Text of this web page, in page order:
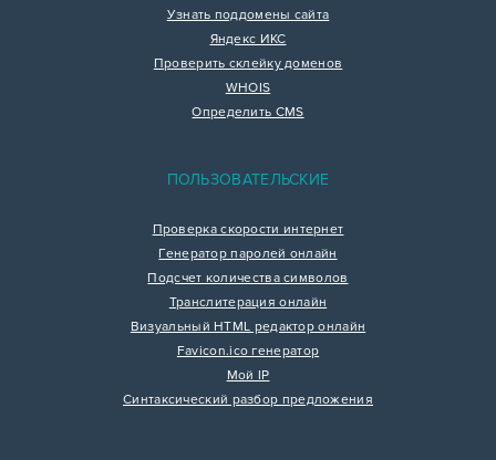
Узнать поддомены сайта
Яндекс ИКС
Проверить склейку доменов
WHOIS
Определить CMS
ПОЛЬЗОВАТЕЛЬСКИЕ
Проверка скорости интернет
Генератор паролей онлайн
Подсчет количества символов
Транслитерация онлайн
Визуальный HTML редактор онлайн
Favicon.ico генератор
Мой IP
Синтаксический разбор предложения